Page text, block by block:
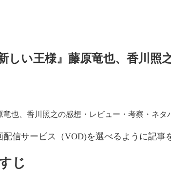
い王様』藤原竜也、香川照
信サービス（VOD)を選べるように記事
じ